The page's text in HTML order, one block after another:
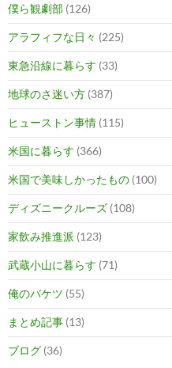
僕ら観劇部 (126)
アラフィフな日々 (225)
東急沿線に暮らす (33)
地球のさ迷い方 (387)
ヒューストン事情 (115)
米国に暮らす (366)
米国で美味しかったもの (100)
ディズニークルーズ (108)
家飲み推進派 (123)
武蔵小山に暮らす (71)
俺のバケツ (55)
まとめ記事 (13)
ブログ (36)